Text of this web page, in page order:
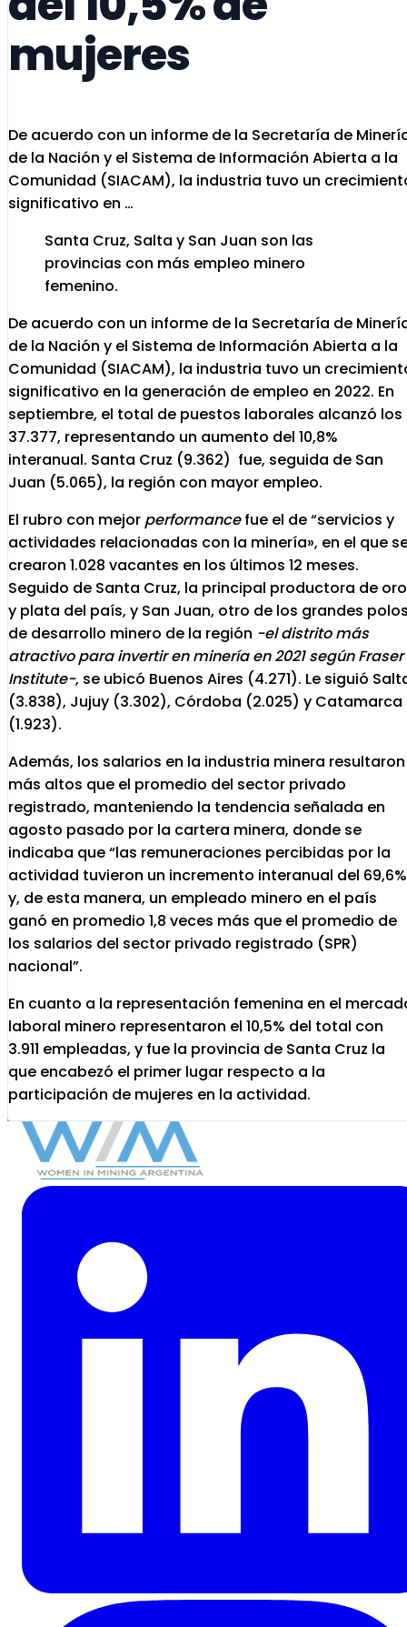
mujeres
De acuerdo con un informe de la Secretaría de
de la Nación y el Sistema de Información Abierta a la
Comunidad (SIACAM), la industria tuvo un
significativo en …
Santa Cruz, Salta y San Juan son las
provincias con más empleo minero
femenino.
De acuerdo con un informe de la Secretaría de
de la Nación y el Sistema de Información Abierta a la
Comunidad (SIACAM), la industria tuvo un
significativo en la generación de empleo en 2022. En
septiembre, el total de puestos laborales alcanzó los
37.377, representando un aumento del 10,8%
interanual. Santa Cruz (9.362) fue, seguida de San
Juan (5.065), la región con mayor empleo.
El rubro con mejor performancefue el de “servicios y
actividades relacionadas con la minería», en el que
crearon 1.028 vacantes en los últimos 12 meses.
Seguido de Santa Cruz, la principal productora de oro
y plata del país, y San Juan, otro de los grandes
de desarrollo minero de la región -el distrito más
atractivo para invertir en minería en 2021 según Fraser
Institute-, se ubicó Buenos Aires (4.271). Le siguió
(3.838), Jujuy (3.302), Córdoba (2.025) y Catamarca
(1.923).
Además, los salarios en la industria minera resultaron
más altos que el promedio del sector privado
registrado, manteniendo la tendencia señalada en
agosto pasado por la cartera minera, donde se
indicaba que “las remuneraciones percibidas por la
actividad tuvieron un incremento interanual del 69,6%
y, de esta manera, un empleado minero en el país
ganó en promedio 1,8 veces más que el promedio de
los salarios del sector privado registrado (SPR)
nacional”.
En cuanto a la representación femenina en el
laboral minero representaron el 10,5% del total con
3.911 empleadas, y fue la provincia de Santa Cruz la
que encabezó el primer lugar respecto a la
participación de mujeres en la actividad.